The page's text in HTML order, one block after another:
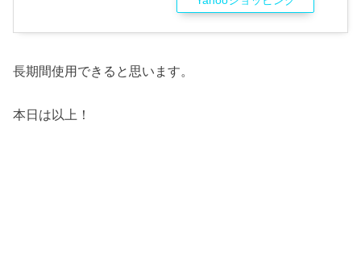
長期間使用できると思います。
本日は以上！